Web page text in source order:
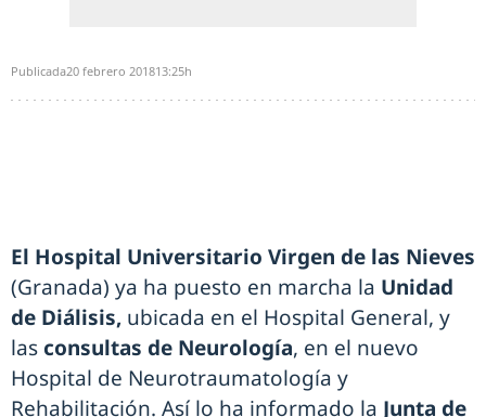
Publicada20 febrero 201813:25h
El Hospital Universitario Virgen de las Nieves
(Granada) ya ha puesto en marcha la Unidad
de Diálisis, ubicada en el Hospital General, y
las consultas de Neurología, en el nuevo
Hospital de Neurotraumatología y
Rehabilitación. Así lo ha informado la Junta de